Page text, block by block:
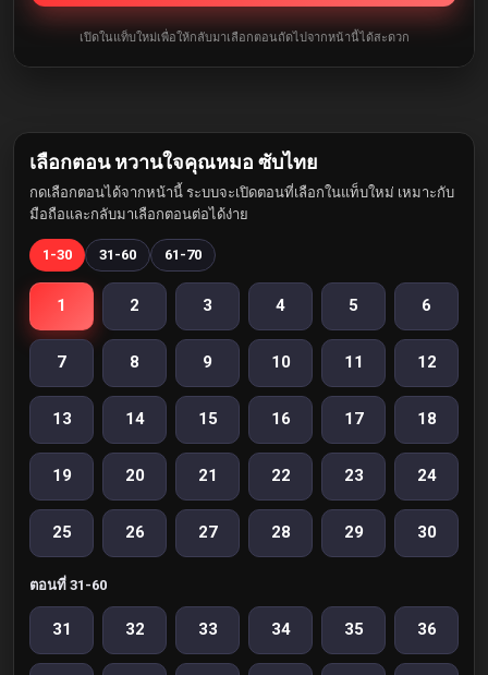
เปิดในแท็บใหม่เพื่อให้กลับมาเลือกตอนถัดไปจากหน้านี้ได้สะดวก
เลือกตอน หวานใจคุณหมอ ซับไทย
กดเลือกตอนได้จากหน้านี้ ระบบจะเปิดตอนที่เลือกในแท็บใหม่ เหมาะกับ
มือถือและกลับมาเลือกตอนต่อได้ง่าย
1-30 31-60 61-70
1 2 3 4 5 6
7 8 9 10 11 12
13 14 15 16 17 18
19 20 21 22 23 24
25 26 27 28 29 30
ตอนที่ 31-60
31 32 33 34 35 36